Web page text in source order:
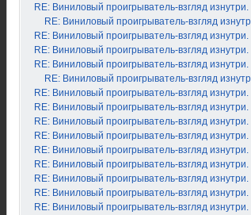
RE: Виниловый проигрыватель-взгляд изнутри.
RE: Виниловый проигрыватель-взгляд
RE: Виниловый проигрыватель-взгляд изнутри.
RE: Виниловый проигрыватель-взгляд изнутри.
RE: Виниловый проигрыватель-взгляд изнутри.
RE: Виниловый проигрыватель-взгляд
RE: Виниловый проигрыватель-взгляд изнутри.
RE: Виниловый проигрыватель-взгляд изнутри.
RE: Виниловый проигрыватель-взгляд изнутри.
RE: Виниловый проигрыватель-взгляд изнутри.
RE: Виниловый проигрыватель-взгляд изнутри.
RE: Виниловый проигрыватель-взгляд изнутри.
RE: Виниловый проигрыватель-взгляд изнутри.
RE: Виниловый проигрыватель-взгляд изнутри.
RE: Виниловый проигрыватель-взгляд изнутри.